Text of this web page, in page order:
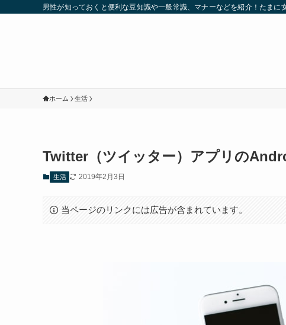
男性が知っておくと便利な豆知識や一般常識、マナーなどを紹介！たまに
ホーム 生活
Twitter（ツイッター）アプリの
生活 2019年2月3日
当ページのリンクには広告が含まれています。